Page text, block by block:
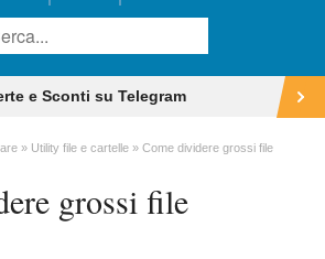
e Sconti su Telegram
Utility file e cartelle Come dividere grossi file
grossi file